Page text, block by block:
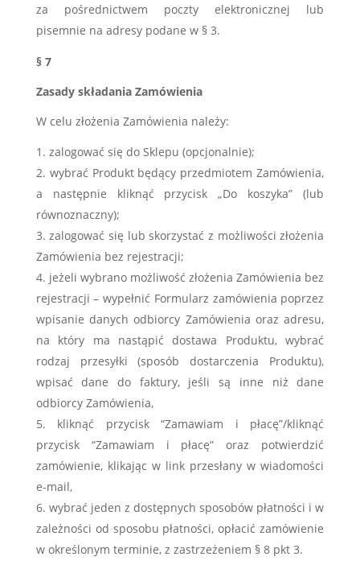
za pośrednictwem poczty elektronicznej lub
pisemnie na adresy podane w § 3.
§ 7
Zasady składania Zamówienia
W celu złożenia Zamówienia należy:
zalogować się do Sklepu (opcjonalnie);
wybrać Produkt będący przedmiotem Zamówienia,
a następnie kliknąć przycisk„Do koszyka”(lub
równoznaczny);
zalogować się lub skorzystać z możliwości złożenia
Zamówienia bez rejestracji;
jeżeli wybrano możliwość złożenia Zamówienia bez
rejestracji – wypełnić Formularz zamówienia poprzez
wpisanie danych odbiorcy Zamówienia oraz adresu,
na który ma nastąpić dostawa Produktu, wybrać
rodzaj przesyłki (sposób dostarczenia Produktu),
wpisać dane do faktury, jeśli są inne niż dane
odbiorcy Zamówienia,
kliknąć przycisk “Zamawiam i płacę”/kliknąć
przycisk “Zamawiam i płacę” oraz potwierdzić
zamówienie, klikając w link przesłany w wiadomości
e-mail,
wybrać jeden z dostępnych sposobów płatności i w
zależności od sposobu płatności, opłacić zamówienie
w określonym terminie, z zastrzeżeniem § 8 pkt 3.